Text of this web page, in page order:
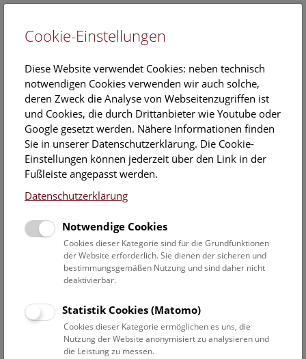
EN
Kalender
Hier finden Sie die aktuellen Veranstaltungen des heutigen
Tages. Für mehr Informationen besuchen Sie gern direkt
9. August 2026
So 9.8.
Augmented Reality Show: Dinosaurier
Cookie-Einstellungen
Diese Website verwendet Cookies: neben technisch
notwendigen Cookies verwenden wir auch solche,
deren Zweck die Analyse von Webseitenzugriffen ist
und Cookies, die durch Drittanbieter wie Youtube oder
Google gesetzt werden. Nähere Informationen finden
Sie in unserer Datenschutzerklärung. Die Cookie-
Einstellungen können jederzeit über den Link in der
Fußleiste angepasst werden.
Datenschutzerklärung
Notwendige Cookies
Cookies dieser Kategorie sind für die Grundfunktionen
der Website erforderlich. Sie dienen der sicheren und
bestimmungsgemäßen Nutzung und sind daher nicht
deaktivierbar.
Statistik Cookies (Matomo)
Cookies dieser Kategorie ermöglichen es uns, die
Nutzung der Website anonymisiert zu analysieren und
die Leistung zu messen.